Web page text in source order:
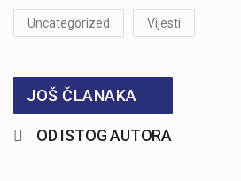
Uncategorized Vijesti
JOŠ ČLANAKA
OD ISTOG AUTORA